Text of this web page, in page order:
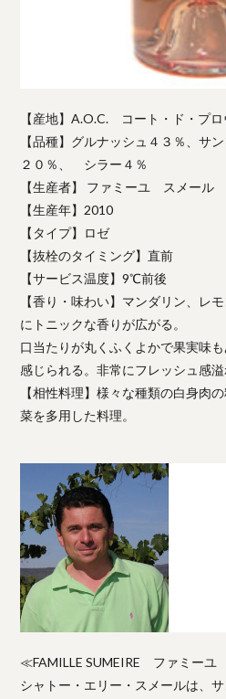
【産地】A.O.C. コート・ド・プロ
【品種】グルナッシュ４３％、サ
２０％、 シラー４％
【生産者】 ファミーユ スメール
【生産年】2010
【タイプ】ロゼ
【抜栓のタイミング】直前
【サービス温度】9℃前後
【香り・味わい】マンダリン、レ
にトニックな香りが広がる。
口当たりが丸くふくよかで果実味
感じられる。非常にフレッシュ感溢
【相性料理】様々な種類の白身肉
菜を多用した料理。
≪FAMILLE SUMEIRE ファミー
シャトー・エリー・スメールは、